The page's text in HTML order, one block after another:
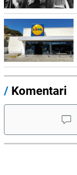
/ Komentari